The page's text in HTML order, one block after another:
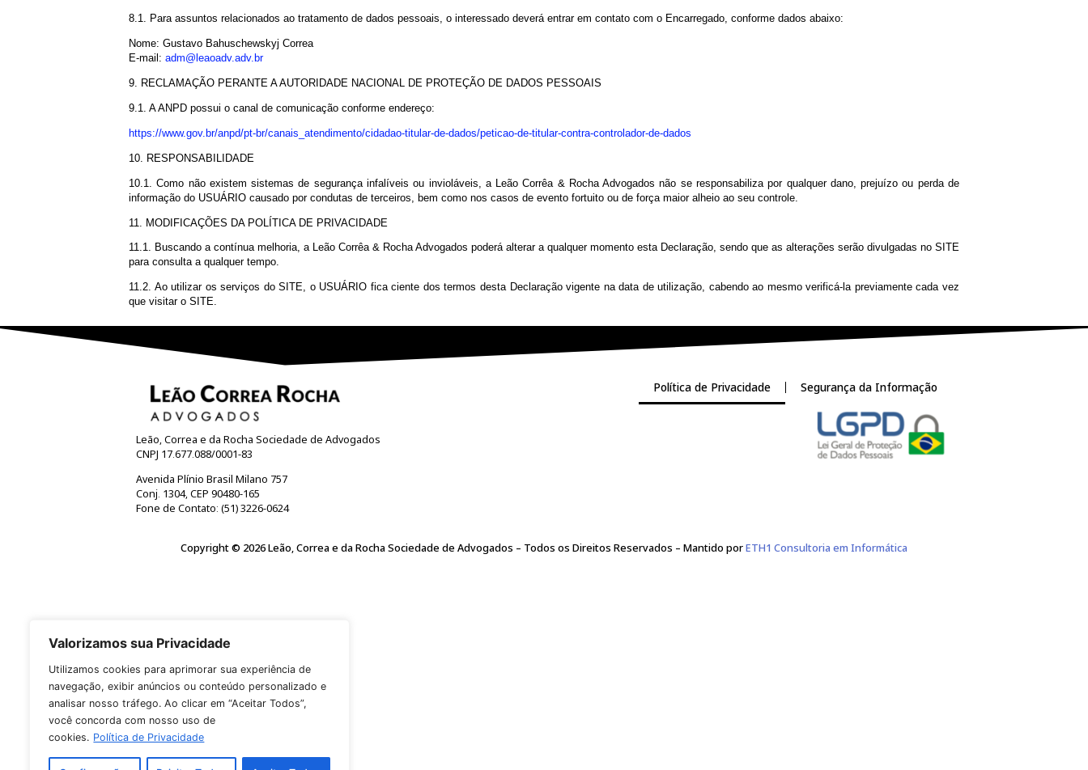
VI. Revogação do consentimento e consequente eliminação dos dados pessoais tratados, exceto nas hipóteses previstas no art. 16 da LGPD;
VII. Informação das entidades públicas e privadas com as quais o controlador realizou uso compartilhado de dados;
VIII. Informação sobre a possibilidade de não fornecer consentimento e sobre as consequências da negativa;
sem limite, cumprimento de obrigação legal, execução de contrato, legítimo interesse etc.
8. DADOS DO ENCARREGADO DO TRATAMENTO DE DADOS PESSOAIS
8.1. Para assuntos relacionados ao tratamento de dados pessoais, o interessado deverá entrar em contato com o Encarregado, conforme dados abaixo:
Nome: Gustavo Bahuschewskyj Correa
E-mail:adm@leaoadv.adv.br
9. RECLAMAÇÃO PERANTE A AUTORIDADE NACIONAL DE PROTEÇÃO DE DADOS PESSOAIS
https://www.gov.br/anpd/pt-br/canais_atendimento/cidadao-titular-de-dados/peticao-de-titular-contra-controlador-de-dados
10.1. Como não existem sistemas de segurança infalíveis ou invioláveis, a Leão Corrêa & Rocha Advogados não se responsabiliza por qualquer dano, prejuízo ou perda de
informação do USUÁRIO causado por condutas de terceiros, bem como nos casos de evento fortuito ou de força maior alheio ao seu controle.
11. MODIFICAÇÕES DA POLÍTICA DE PRIVACIDADE
para consulta a qualquer tempo.
11.2. Ao utilizar os serviços do SITE, o USUÁRIO fica ciente dos termos desta Declaração vigente na data de utilização, cabendo ao mesmo verificá-la previamente cada vez
Leão, Correa e da Rocha Sociedade de Advogados
CNPJ 17.677.088/0001-83
Avenida Plínio Brasil Milano 757
Conj. 1304, CEP 90480-165
Fone de Contato: (51) 3226-0624